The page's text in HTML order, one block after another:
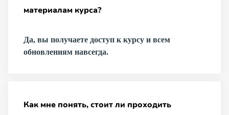
материалам курса?
Да, вы получаете доступ к курсу и всем
обновлениям навсегда.
Как мне понять, стоит ли проходить